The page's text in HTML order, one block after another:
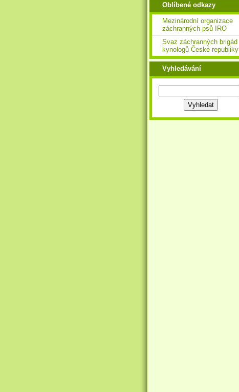
Oblíbené odkazy
Mezinárodní organizace
záchranných psů IRO
Svaz záchranných brigád
kynologů České republiky
Vyhledávání